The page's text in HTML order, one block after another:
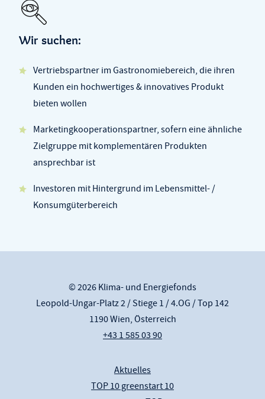
Wir suchen:
Vertriebspartner im Gastronomiebereich, die ihren
Kunden ein hochwertiges & innovatives Produkt
bieten wollen
Marketingkooperationspartner, sofern eine ähnliche
Zielgruppe mit komplementären Produkten
ansprechbar ist
Investoren mit Hintergrund im Lebensmittel- /
Konsumgüterbereich
© 2026 Klima- und Energiefonds
Leopold-Ungar-Platz 2 / Stiege 1 / 4.OG / Top 142
1190 Wien, Österreich
+43 1 585 03 90
Aktuelles
TOP 10 greenstart 10